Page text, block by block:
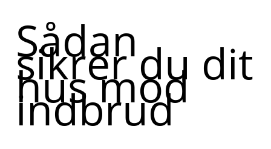
Sådan
sikrer du dit
hus mod
indbrud